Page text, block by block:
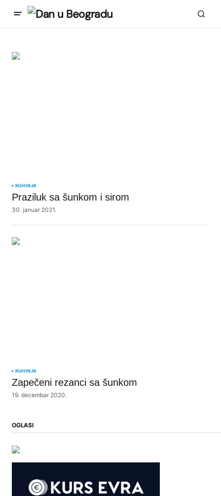
KUHINJA
Praziluk sa šunkom i sirom
30. januar 2021.
KUHINJA
Zapečeni rezanci sa šunkom
19. decembar 2020.
OGLASI